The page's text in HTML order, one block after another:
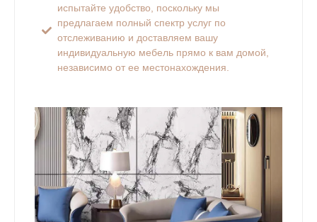
испытайте удобство, поскольку мы
предлагаем полный спектр услуг по
отслеживанию и доставляем вашу
индивидуальную мебель прямо к вам домой,
независимо от ее местонахождения.